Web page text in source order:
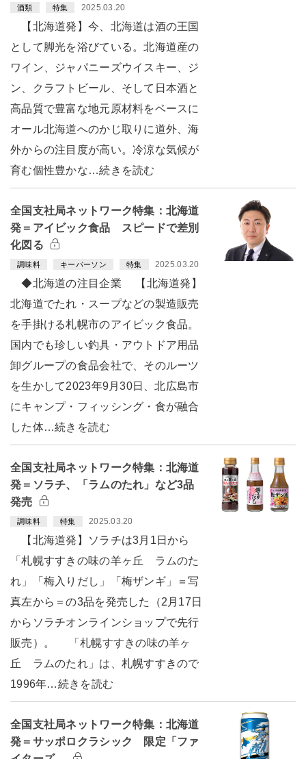
酒類 特集 2025.03.20
【北海道発】今、北海道は酒の王国
として脚光を浴びている。北海道産の
ワイン、ジャパニーズウイスキー、ジ
ン、クラフトビール、そして日本酒と
高品質で豊富な地元原材料をベースに
オール北海道へのかじ取りに道外、海
外からの注目度が高い。冷涼な気候が
育む個性豊かな…続きを読む
全国支社局ネットワーク特集：北海道
発＝アイビック食品 スピードで差別
化図る
調味料 キーパーソン 特集 2025.03.20
◆北海道の注目企業 【北海道発】
北海道でたれ・スープなどの製造販売
を手掛ける札幌市のアイビック食品。
国内でも珍しい釣具・アウトドア用品
卸グループの食品会社で、そのルーツ
を生かして2023年9月30日、北広島市
にキャンプ・フィッシング・食が融合
した体…続きを読む
全国支社局ネットワーク特集：北海道
発＝ソラチ、「ラムのたれ」など3品
発売
調味料 特集 2025.03.20
【北海道発】ソラチは3月1日から
「札幌すすきの味の羊ヶ丘 ラムのた
れ」「梅入りだし」「梅ザンギ」＝写
真左から＝の3品を発売した（2月17日
からソラチオンラインショップで先行
販売）。 「札幌すすきの味の羊ヶ
丘 ラムのたれ」は、札幌すすきので
1996年…続きを読む
全国支社局ネットワーク特集：北海道
発＝サッポロクラシック 限定「ファ